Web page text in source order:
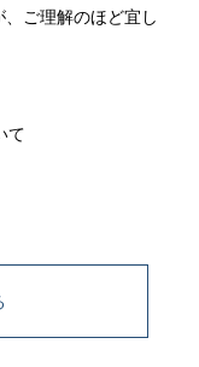
ご理解のほど宜し